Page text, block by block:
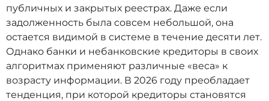
публичных и закрытых реестрах. Даже если
задолженность была совсем небольшой, она
остается видимой в системе в течение десяти лет.
Однако банки и небанковские кредиторы в своих
алгоритмах применяют различные «веса» к
возрасту информации. В 2026 году преобладает
тенденция, при которой кредиторы становятся